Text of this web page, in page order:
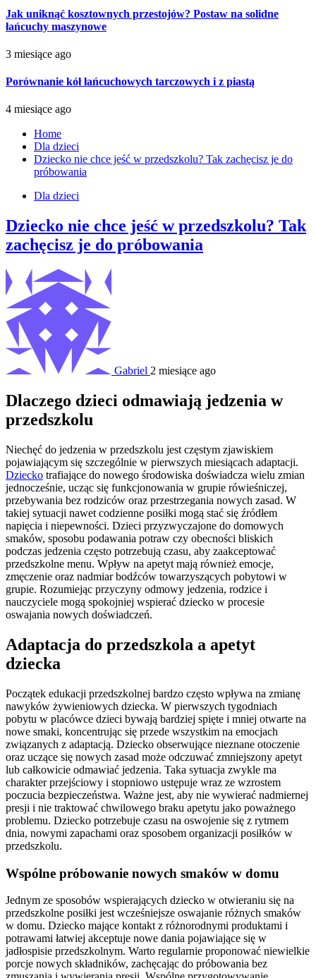
Jak uniknąć kosztownych przestojów? Postaw na solidne
łańcuchy maszynowe
3 miesiące ago
Porównanie kół łańcuchowych tarczowych i z piastą
4 miesiące ago
Home
Dla dzieci
Dziecko nie chce jeść w przedszkolu? Tak zachęcisz je do
próbowania
Dla dzieci
Dziecko nie chce jeść w przedszkolu? Tak
zachęcisz je do próbowania
Gabriel 2 miesiące ago
Dlaczego dzieci odmawiają jedzenia w
przedszkolu
Niechęć do jedzenia w przedszkolu jest częstym zjawiskiem
pojawiającym się szczególnie w pierwszych miesiącach adaptacji.
Dziecko trafiające do nowego środowiska doświadcza wielu zmian
jednocześnie, ucząc się funkcjonowania w grupie rówieśniczej,
przebywania bez rodziców oraz przestrzegania nowych zasad. W
takiej sytuacji nawet codzienne posiłki mogą stać się źródłem
napięcia i niepewności. Dzieci przyzwyczajone do domowych
smaków, sposobu podawania potraw czy obecności bliskich
podczas jedzenia często potrzebują czasu, aby zaakceptować
przedszkolne menu. Wpływ na apetyt mają również emocje,
zmęczenie oraz nadmiar bodźców towarzyszących pobytowi w
grupie. Rozumiejąc przyczyny odmowy jedzenia, rodzice i
nauczyciele mogą spokojniej wspierać dziecko w procesie
oswajania nowych doświadczeń.
Adaptacja do przedszkola a apetyt
dziecka
Początek edukacji przedszkolnej bardzo często wpływa na zmianę
nawyków żywieniowych dziecka. W pierwszych tygodniach
pobytu w placówce dzieci bywają bardziej spięte i mniej otwarte na
nowe smaki, koncentrując się przede wszystkim na emocjach
związanych z adaptacją. Dziecko obserwujące nieznane otoczenie
oraz uczące się nowych zasad może odczuwać zmniejszony apetyt
lub całkowicie odmawiać jedzenia. Taka sytuacja zwykle ma
charakter przejściowy i stopniowo ustępuje wraz ze wzrostem
poczucia bezpieczeństwa. Ważne jest, aby nie wywierać nadmiernej
presji i nie traktować chwilowego braku apetytu jako poważnego
problemu. Dziecko potrzebuje czasu na oswojenie się z rytmem
dnia, nowymi zapachami oraz sposobem organizacji posiłków w
przedszkolu.
Wspólne próbowanie nowych smaków w domu
Jednym ze sposobów wspierających dziecko w otwieraniu się na
przedszkolne posiłki jest wcześniejsze oswajanie różnych smaków
w domu. Dziecko mające kontakt z różnorodnymi produktami i
potrawami łatwiej akceptuje nowe dania pojawiające się w
jadłospisie przedszkolnym. Warto regularnie proponować niewielkie
porcje nowych składników, zachęcając do próbowania bez